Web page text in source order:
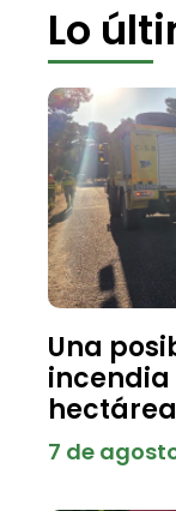
Lo
Una
incendia
7 de